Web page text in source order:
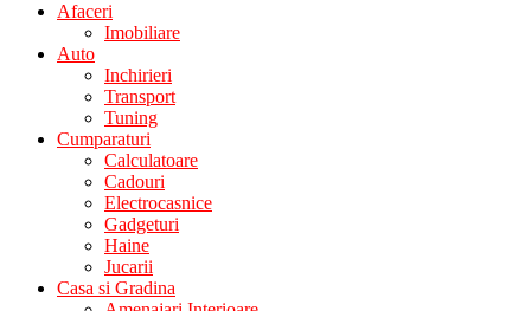
Afaceri
Imobiliare
Auto
Inchirieri
Transport
Tuning
Cumparaturi
Calculatoare
Cadouri
Electrocasnice
Gadgeturi
Haine
Jucarii
Casa si Gradina